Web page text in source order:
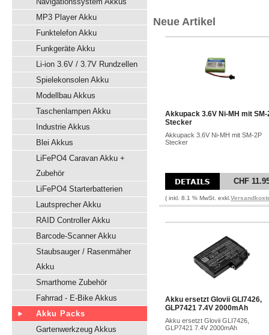
MP3 Player Akku
Funktelefon Akku
Funkgeräte Akku
Li-ion 3.6V / 3.7V Rundzellen
Spielekonsolen Akku
Modellbau Akkus
Taschenlampen Akku
Industrie Akkus
Blei Akkus
LiFePO4 Caravan Akku +
Zubehör
LiFePO4 Starterbatterien
Lautsprecher Akku
RAID Controller Akku
Barcode-Scanner Akku
Staubsauger / Rasenmäher
Akku
Smarthome Zubehör
Fahrrad - E-Bike Akkus
Akku Packs
Gartenwerkzeug Akkus
Neue Artikel
Akkupack 3.6V Ni-MH mit SM-
Stecker
Akkupack 3.6V Ni-MH mit SM-2P
Stecker
CHF
( inkl. 8.1 % MwSt. exkl.
Akku ersetzt Glovii GLI7426,
GLP7421 7.4V 2000mAh
Akku ersetzt Glovii GLI7426,
GLP7421 7.4V 2000mAh